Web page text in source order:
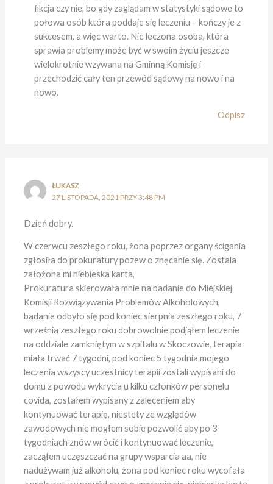
fikcja czy nie, bo gdy zaglądam w statystyki sądowe to
połowa osób która poddaje się leczeniu – kończy je z
sukcesem, a więc warto. Nie leczona osoba, która
sprawia problemy może być w swoim życiu jeszcze
wielokrotnie wzywana na Gminną Komisję i
przechodzić cały ten przewód sądowy na nowo i na
nowo.
Odpisz
ŁUKASZ
27 LISTOPADA, 2021 PRZY 3:48 PM
Dzień dobry.
W czerwcu zeszłego roku, żona poprzez organy ścigania
zgłosiła do prokuratury pozew o znęcanie się. Zostala
założona mi niebieska karta,
Prokuratura skierowała mnie na badanie do Miejskiej
Komisji Rozwiązywania Problemów Alkoholowych,
badanie odbyło się pod koniec sierpnia zeszłego roku, 7
września zeszłego roku dobrowolnie podjąłem leczenie
na oddziale zamkniętym w szpitalu w Skoczowie, terapia
miała trwać 7 tygodni, pod koniec 5 tygodnia mojego
leczenia wszyscy uczestnicy terapii zostali wypisani do
domu z powodu wykrycia u kilku członków personelu
covida, zostałem wypisany z zaleceniem aby
kontynuować terapię, niestety ze względów
zawodowych nie mogłem sobie pozwolić aby po 3
tygodniach znów wrócić i kontynuować leczenie,
zacząłem uczęszczać na grupy wsparcia aa, nie
nadużywam już alkoholu, żona pod koniec roku wycofała